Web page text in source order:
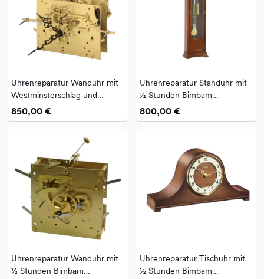
Uhrenreparatur Wanduhr mit
Westminsterschlag und
Beispielbilder
850,00 €
Uhrenreparatur Standuhr mit
½ Stunden Bimbam
Schlagwerk und Beispielbilder
800,00 €
Uhrenreparatur Wanduhr mit
½ Stunden Bimbam
Uhrenreparatur Tischuhr mit
½ Stunden Bimbam